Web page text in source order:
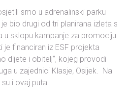
smo u adrenalinski parku
bio drugi od tri planirana izleta s
u sklopu kampanje za promociju
je financiran iz ESF projekta
dijete i obitelj“, kojeg provodi
u zajednici Klasje, Osijek. Na
su i ovaj puta...